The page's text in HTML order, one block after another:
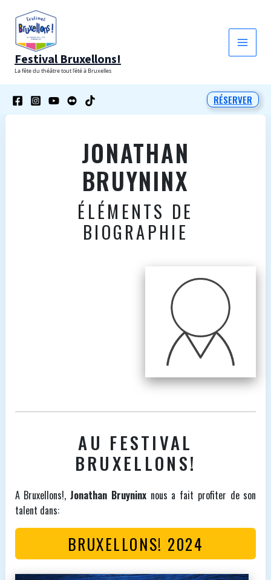
contenu
Festival Bruxellons!
La fête du théâtre tout l'été à Bruxelles
RÉSERVER
JONATHAN
BRUYNINX
ÉLÉMENTS DE
BIOGRAPHIE
AU FESTIVAL
BRUXELLONS!
A Bruxellons!,Jonathan Bruyninxnous a fait profiter de son
talent dans:
BRUXELLONS! 2024